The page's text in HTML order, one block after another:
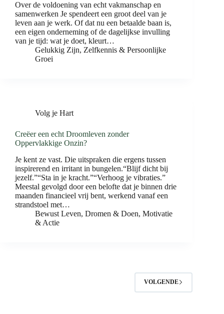
Over de voldoening van echt vakmanschap en
samenwerken Je spendeert een groot deel van je
leven aan je werk. Of dat nu een betaalde baan is,
een eigen onderneming of de dagelijkse invulling
van je tijd: wat je doet, kleurt…
Gelukkig Zijn, Zelfkennis & Persoonlijke
Groei
Volg je Hart
Creëer een echt Droomleven zonder
Oppervlakkige Onzin?
Je kent ze vast. Die uitspraken die ergens tussen
inspirerend en irritant in bungelen.“Blijf dicht bij
jezelf.”“Sta in je kracht.”“Verhoog je vibraties.”
Meestal gevolgd door een belofte dat je binnen drie
maanden financieel vrij bent, werkend vanaf een
strandstoel met…
Bewust Leven, Dromen & Doen, Motivatie
& Actie
VOLGENDE